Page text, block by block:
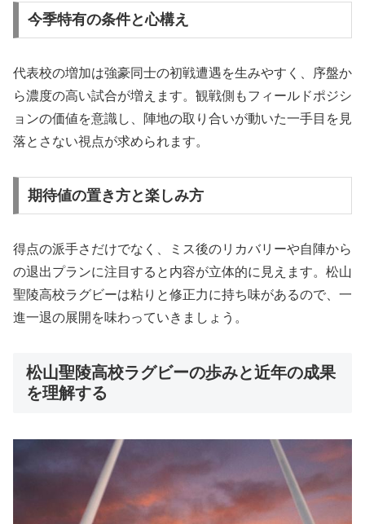
今季特有の条件と心構え
代表校の増加は強豪同士の初戦遭遇を生みやすく、序盤か
ら濃度の高い試合が増えます。観戦側もフィールドポジシ
ョンの価値を意識し、陣地の取り合いが動いた一手目を見
落とさない視点が求められます。
期待値の置き方と楽しみ方
得点の派手さだけでなく、ミス後のリカバリーや自陣から
の退出プランに注目すると内容が立体的に見えます。松山
聖陵高校ラグビーは粘りと修正力に持ち味があるので、一
進一退の展開を味わっていきましょう。
松山聖陵高校ラグビーの歩みと近年の成果
を理解する